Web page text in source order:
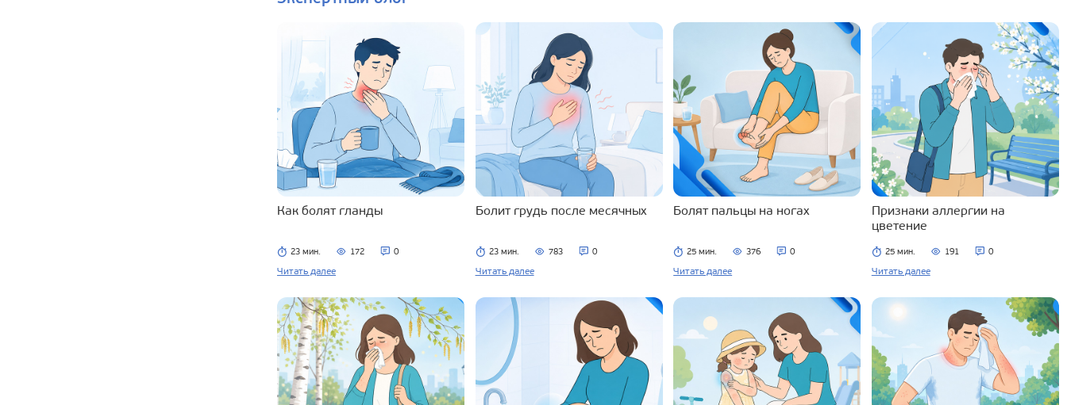
Как болят гланды
23 мин. 172 0
Читать далее
Болит грудь после месячных
23 мин. 783 0
Читать далее
Болят пальцы на ногах
25 мин. 376 0
Читать далее
Признаки аллергии на
цветение
25 мин. 191 0
Читать далее